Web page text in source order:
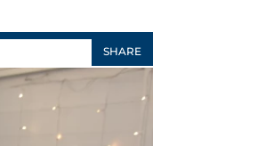
SHARE